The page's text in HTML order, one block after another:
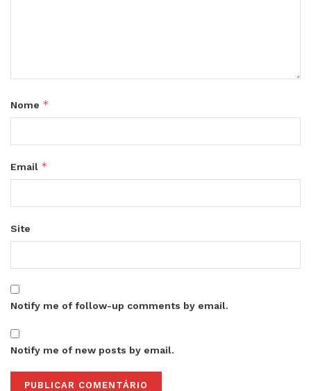
Nome *
Email *
Site
Notify me of follow-up comments by email.
Notify me of new posts by email.